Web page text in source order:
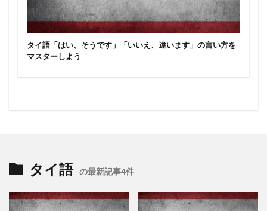
タイ語「はい、そうです」「いいえ、違います」の言い方を
マスターしよう
タイ語 の最新記事4件